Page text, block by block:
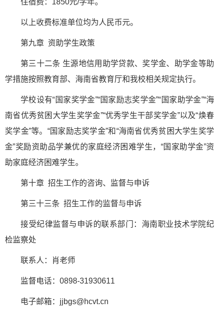
住宿费：1850元/学年。
以上收费标准单位均为人民币元。
第九章 资助学生政策
第三十二条 生源地信用助学贷款、奖学金、助学金等助
学措施按照教育部、海南省教育厅和我校相关规定执行。
学校设有“国家奖学金”“国家励志奖学金”“国家助学金”“海
南省优秀贫困大学生奖学金”“优秀学生干部奖学金”以及“焕春
奖学金”等。“国家励志奖学金”和“海南省优秀贫困大学生奖学
金”奖励资助品学兼优的家庭经济困难学生，“国家助学金”资
助家庭经济困难学生。
第十章 招生工作的咨询、监督与申诉
第三十三条 招生工作的监督与申诉
接受纪律监督与申诉的联系部门：海南职业技术学院纪
检监察处
联系人：肖老师
监督电话：0898-31930611
电子邮箱：jjbgs@hcvt.cn